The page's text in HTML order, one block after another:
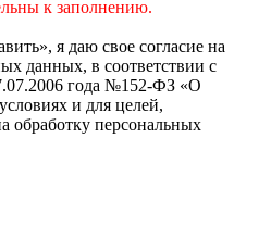
к заполнению.
я даю свое согласие на
данных, в соответствии с
года №152-ФЗ «О
и для целей,
обработку персональных